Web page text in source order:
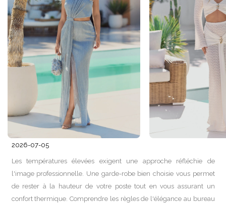
2026-07-05
Les températures élevées exigent une approche réfléchie de
l'image professionnelle. Une garde-robe bien choisie vous permet
de rester à la hauteur de votre poste tout en vous assurant un
confort thermique. Comprendre les règles de l'élégance au bureau